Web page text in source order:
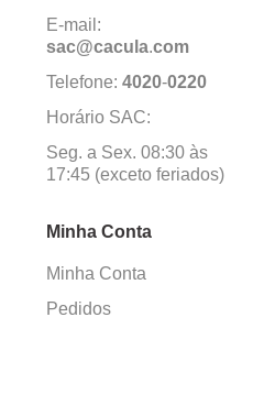
E-mail:
sac@cacula.com
Telefone: 4020-0220
Horário SAC:
Seg. a Sex. 08:30 às
17:45 (exceto feriados)
Minha Conta
Minha Conta
Pedidos